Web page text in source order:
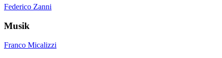
Federico Zanni
Musik
Franco Micalizzi